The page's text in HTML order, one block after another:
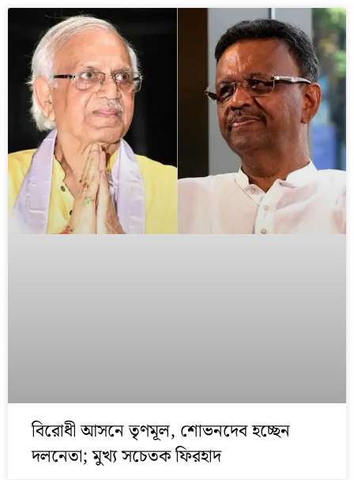
বিরোধী আসনে তৃণমূল, শোভনদেব হচ্ছেন
দলনেতা; মুখ্য সচেতক ফিরহাদ